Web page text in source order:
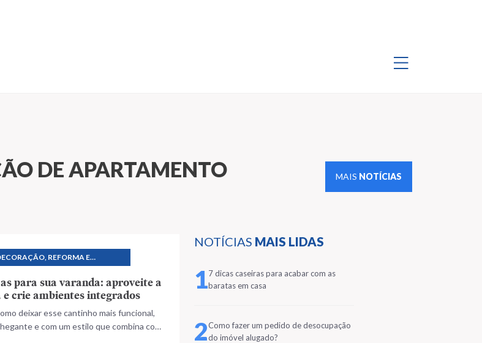
DE APARTAMENTO
MAIS NOTÍCIAS
NOTÍCIAS MAIS LIDAS
17 dicas caseiras para acabar com as
baratas em casa
2Como fazer um pedido de desocupação
do imóvel alugado?
REFORMA E
para sua varanda: aproveite a
e crie ambientes integrados
deixar esse cantinho mais funcional,
e com um estilo que combina com